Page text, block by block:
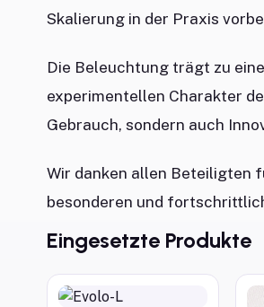
Skalierung in der Praxis
Die Beleuchtung trägt zu
experimentellen Charakter
Gebrauch, sondern auch
Wir danken allen Beteiligten
besonderen und
Eingesetzte Produkte